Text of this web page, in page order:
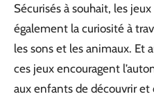
Sécurisés à souhait, les
également la curiosité à
les sons et les animaux. Et
ces jeux encouragent
aux enfants de découvrir et